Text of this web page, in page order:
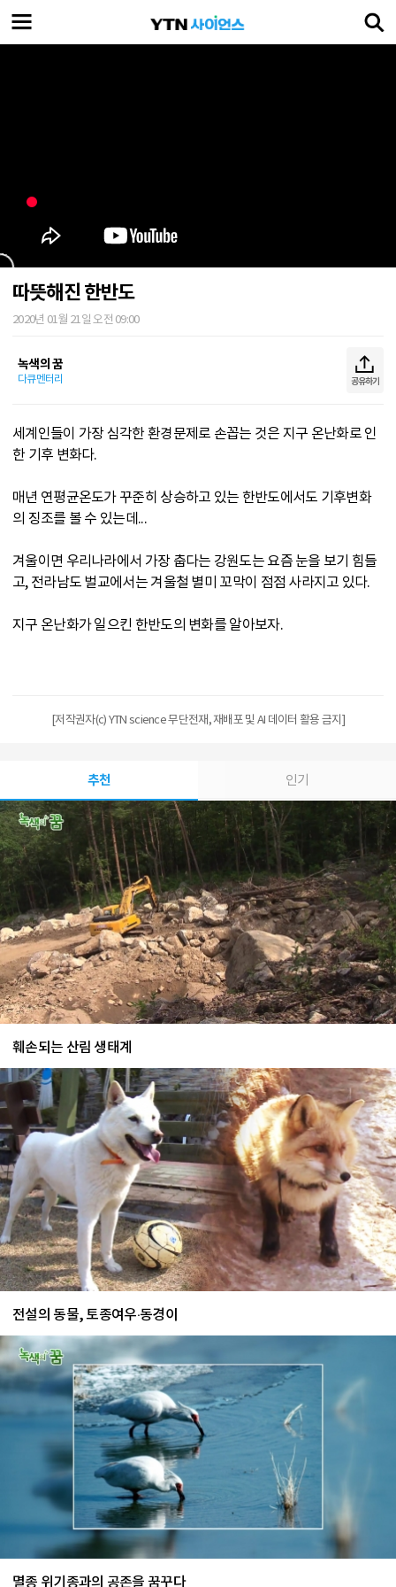
따뜻해진 한반도
2020년 01월 21일 오전 09:00
녹색의 꿈
다큐멘터리 공유하기
세계인들이 가장 심각한 환경문제로 손꼽는 것은 지구 온난화로 인
한 기후 변화다.
매년 연평균온도가 꾸준히 상승하고 있는 한반도에서도 기후변화
의 징조를 볼 수 있는데...
겨울이면 우리나라에서 가장 춥다는 강원도는 요즘 눈을 보기 힘들
고, 전라남도 벌교에서는 겨울철 별미 꼬막이 점점 사라지고 있다.
지구 온난화가 일으킨 한반도의 변화를 알아보자.
[저작권자(c) YTN science 무단전재, 재배포 및 AI 데이터 활용 금지]
추천 인기
훼손되는 산림 생태계
전설의 동물, 토종여우‧동경이
멸종 위기종과의 공존을 꿈꾸다